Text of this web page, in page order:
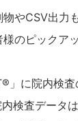
やCSV出力も
のピックア
に院内検査
検査データ